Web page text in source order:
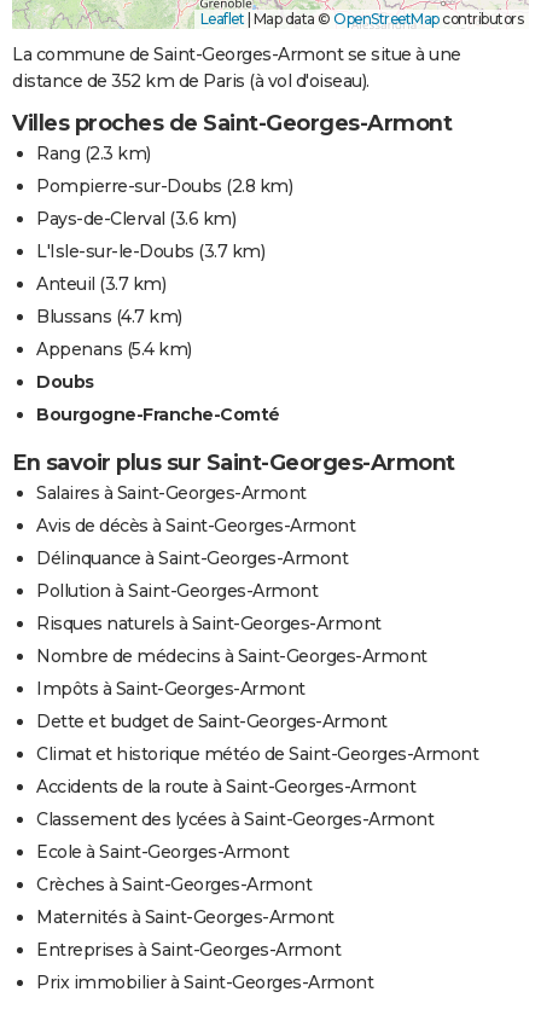
Leaflet Map data © OpenStreetMapcontributors
La commune de Saint-Georges-Armont se situe à une
distance de 352 km de Paris (à vol d'oiseau).
Villes proches de Saint-Georges-Armont
Rang (2.3 km)
Pompierre-sur-Doubs (2.8 km)
Pays-de-Clerval (3.6 km)
L'Isle-sur-le-Doubs (3.7 km)
Anteuil (3.7 km)
Blussans (4.7 km)
Appenans (5.4 km)
Doubs
Bourgogne-Franche-Comté
En savoir plus sur Saint-Georges-Armont
Salaires à Saint-Georges-Armont
Avis de décès à Saint-Georges-Armont
Délinquance à Saint-Georges-Armont
Pollution à Saint-Georges-Armont
Risques naturels à Saint-Georges-Armont
Nombre de médecins à Saint-Georges-Armont
Impôts à Saint-Georges-Armont
Dette et budget de Saint-Georges-Armont
Climat et historique météo de Saint-Georges-Armont
Accidents de la route à Saint-Georges-Armont
Classement des lycées à Saint-Georges-Armont
Ecole à Saint-Georges-Armont
Crèches à Saint-Georges-Armont
Maternités à Saint-Georges-Armont
Entreprises à Saint-Georges-Armont
Prix immobilier à Saint-Georges-Armont